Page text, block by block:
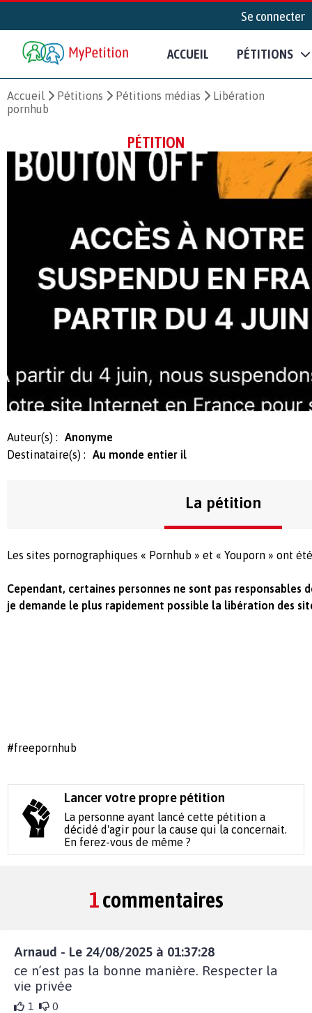
Se connecter
ACCUEIL PÉTITIONS
Accueil Pétitions Pétitions médias
Libération
pornhub
PÉTITION
Auteur(s) :
Anonyme
Destinataire(s) :
Au monde entier il
La pétition
Les sites pornographiques « Pornhub » et « Youporn » ont
Cependant, certaines personnes ne sont pas responsables
je demande le plus rapidement possible la libération des
#freepornhub
Lancer votre propre pétition
La personne ayant lancé cette pétition a
décidé d'agir pour la cause qui la concernait.
En ferez-vous de même ?
1commentaires
Arnaud - Le 24/08/2025 à 01:37:28
ce n’est pas la bonne manière. Respecter la
vie privée
1 0